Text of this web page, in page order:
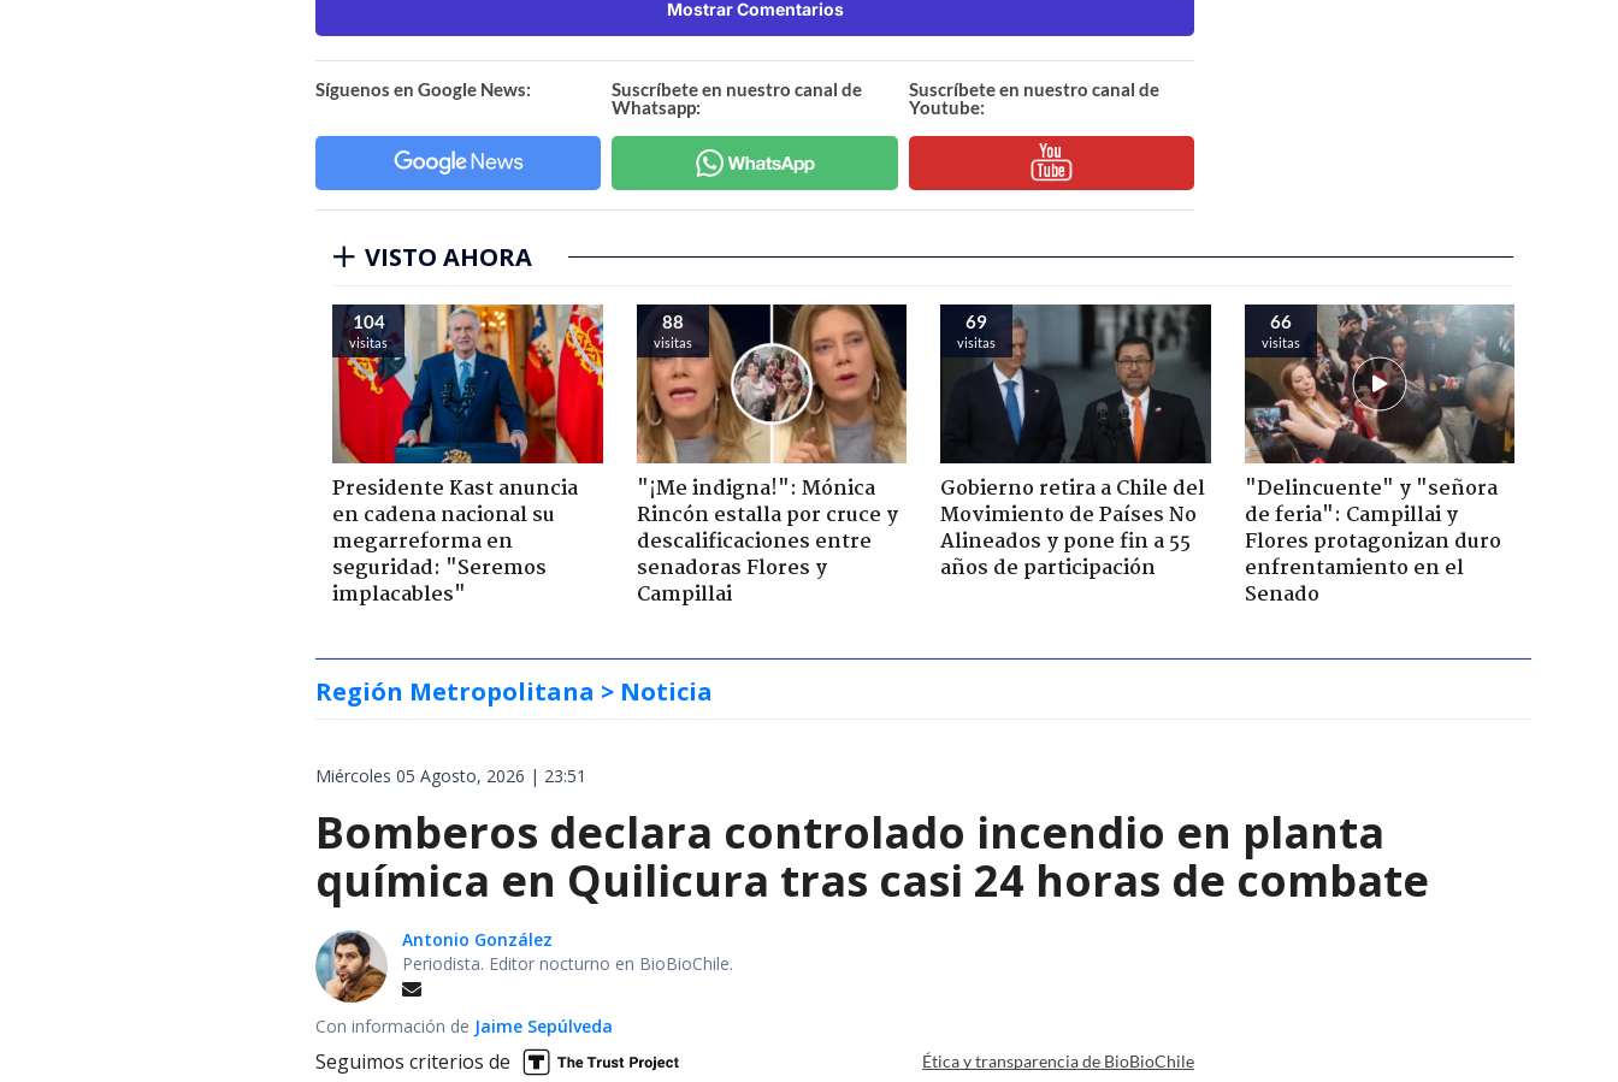
Mostrar Comentarios
Síguenos en Google News:
Suscríbete en nuestro canal de
Whatsapp:
Suscríbete en nuestro canal de
Youtube:
VISTO AHORA
104
visitas
Presidente Kast anuncia
en cadena nacional su
megarreforma en
seguridad: "Seremos
implacables"
88
visitas
"¡Me indigna!": Mónica
Rincón estalla por cruce y
descalificaciones entre
senadoras Flores y
Campillai
69
visitas
Gobierno retira a Chile del
Movimiento de Países No
Alineados y pone fin a 55
años de participación
66
visitas
"Delincuente" y "señora
de feria": Campillai y
Flores protagonizan duro
enfrentamiento en el
Senado
Región Metropolitana > Noticia
Miércoles 05 Agosto, 2026 | 23:51
Bomberos declara controlado incendio en planta
química en Quilicura tras casi 24 horas de combate
Antonio González
Periodista. Editor nocturno en BioBioChile.
Con información de Jaime Sepúlveda
Seguimos criterios de Ética y transparencia de BioBioChile